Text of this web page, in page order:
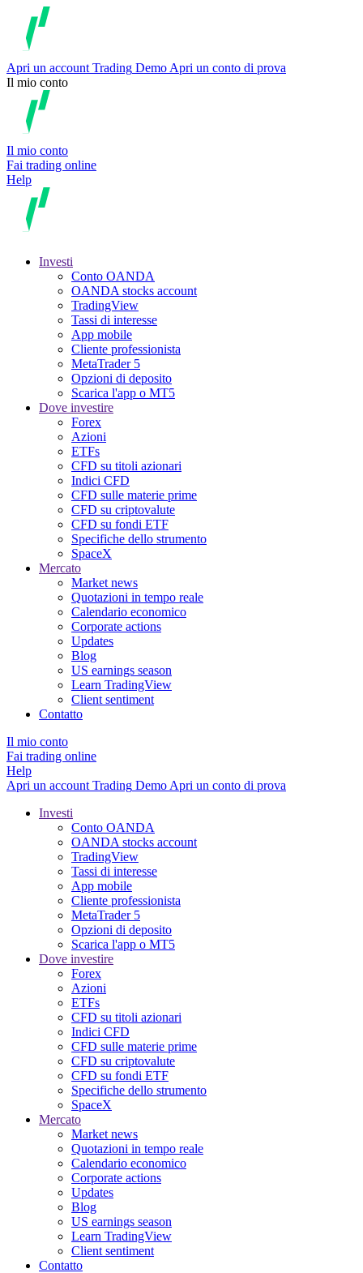
Apri un account Trading Demo Apri un conto di prova
Il mio conto
Il mio conto
Fai trading online
Help
Investi
Conto OANDA
OANDA stocks account
TradingView
Tassi di interesse
App mobile
Cliente professionista
MetaTrader 5
Opzioni di deposito
Scarica l'app o MT5
Dove investire
Forex
Azioni
ETFs
CFD su titoli azionari
Indici CFD
CFD sulle materie prime
CFD su criptovalute
CFD su fondi ETF
Specifiche dello strumento
SpaceX
Mercato
Market news
Quotazioni in tempo reale
Calendario economico
Corporate actions
Updates
Blog
US earnings season
Learn TradingView
Client sentiment
Contatto
Il mio conto
Fai trading online
Help
Apri un account Trading Demo Apri un conto di prova
Investi
Conto OANDA
OANDA stocks account
TradingView
Tassi di interesse
App mobile
Cliente professionista
MetaTrader 5
Opzioni di deposito
Scarica l'app o MT5
Dove investire
Forex
Azioni
ETFs
CFD su titoli azionari
Indici CFD
CFD sulle materie prime
CFD su criptovalute
CFD su fondi ETF
Specifiche dello strumento
SpaceX
Mercato
Market news
Quotazioni in tempo reale
Calendario economico
Corporate actions
Updates
Blog
US earnings season
Learn TradingView
Client sentiment
Contatto